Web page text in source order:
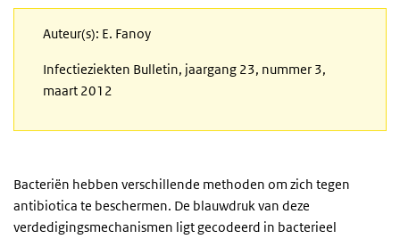
Auteur(s): E. Fanoy
Infectieziekten Bulletin, jaargang 23, nummer 3,
maart 2012
Bacteriën hebben verschillende methoden om zich tegen
antibiotica te beschermen. De blauwdruk van deze
verdedigingsmechanismen ligt gecodeerd in bacterieel